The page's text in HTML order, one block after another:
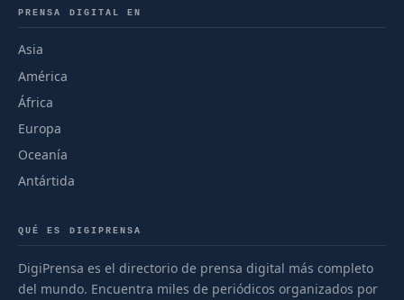
PRENSA DIGITAL EN
Asia
América
África
Europa
Oceanía
Antártida
QUÉ ES DIGIPRENSA
DigiPrensa es el directorio de prensa digital más completo
del mundo. Encuentra miles de periódicos organizados por